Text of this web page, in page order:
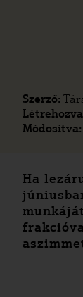
Szerző:
Módosítva:
Ha